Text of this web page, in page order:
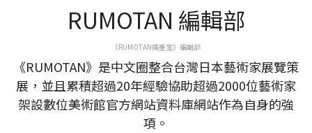
RUMOTAN 編輯部
《RUMOTAN儒墨堂》編輯部
《RUMOTAN》是中文圈整合台灣日本藝術家展覽策
展，並且累積超過20年經驗協助超過2000位藝術家
架設數位美術館官方網站資料庫網站作為自身的強
項。